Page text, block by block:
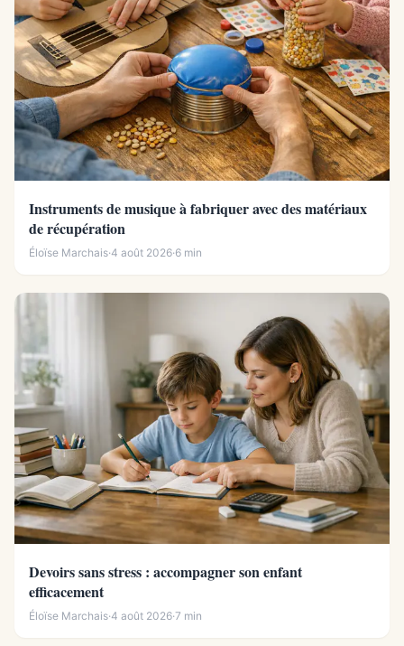
Instruments de musique à fabriquer avec des matériaux
de récupération
Éloïse Marchais·4 août 2026·6 min
Devoirs sans stress : accompagner son enfant
efficacement
Éloïse Marchais·4 août 2026·7 min